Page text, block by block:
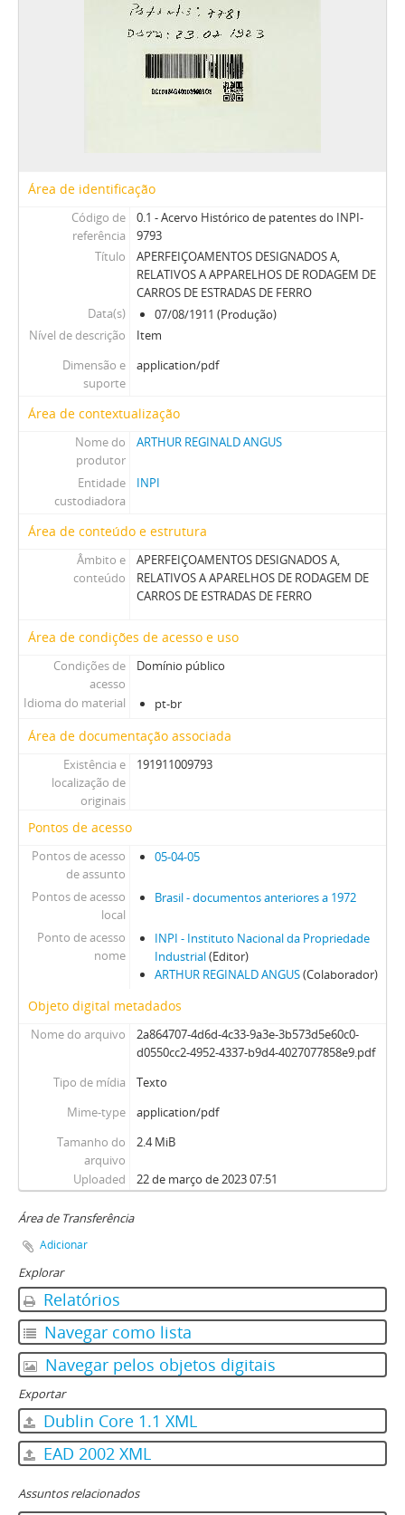
Área de identificação
Código de
referência
0.1 - Acervo Histórico de patentes do INPI-
9793
Título
APERFEIÇOAMENTOS DESIGNADOS A,
RELATIVOS A APPARELHOS DE RODAGEM DE
CARROS DE ESTRADAS DE FERRO
Data(s)
07/08/1911 (Produção)
Nível de descrição
Item
Dimensão e
suporte
application/pdf
Área de contextualização
Nome do
produtor
ARTHUR REGINALD ANGUS
Entidade
custodiadora
INPI
Área de conteúdo e estrutura
Âmbito e
conteúdo
APERFEIÇOAMENTOS DESIGNADOS A,
RELATIVOS A APARELHOS DE RODAGEM DE
CARROS DE ESTRADAS DE FERRO
Área de condições de acesso e uso
Condições de
acesso
Domínio público
Idioma do material pt-br
Área de documentação associada
Existência e
localização de
originais
191911009793
Pontos de acesso
Pontos de acesso
de assunto
05-04-05
Pontos de acesso
local
Brasil - documentos anteriores a 1972
Ponto de acesso
nome
INPI - Instituto Nacional da Propriedade
Industrial(Editor)
ARTHUR REGINALD ANGUS(Colaborador)
Objeto digital metadados
Nome do arquivo
2a864707-4d6d-4c33-9a3e-3b573d5e60c0-
d0550cc2-4952-4337-b9d4-4027077858e9.pdf
Tipo de mídia
Texto
Mime-type
application/pdf
Tamanho do
arquivo
2.4 MiB
Uploaded 22 de março de 2023 07:51
Área de Transferência
Adicionar
Explorar
Relatórios
Navegar como lista
Navegar pelos objetos digitais
Exportar
Dublin Core 1.1 XML
EAD 2002 XML
Assuntos relacionados